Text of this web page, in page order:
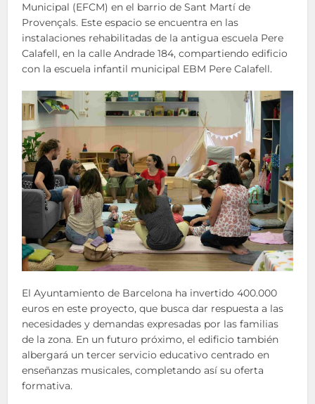
Municipal (EFCM) en el barrio de Sant Martí de
Provençals. Este espacio se encuentra en las
instalaciones rehabilitadas de la antigua escuela Pere
Calafell, en la calle Andrade 184, compartiendo edificio
con la escuela infantil municipal EBM Pere Calafell.
El Ayuntamiento de Barcelona ha invertido 400.000
euros en este proyecto, que busca dar respuesta a las
necesidades y demandas expresadas por las familias
de la zona. En un futuro próximo, el edificio también
albergará un tercer servicio educativo centrado en
enseñanzas musicales, completando así su oferta
formativa.